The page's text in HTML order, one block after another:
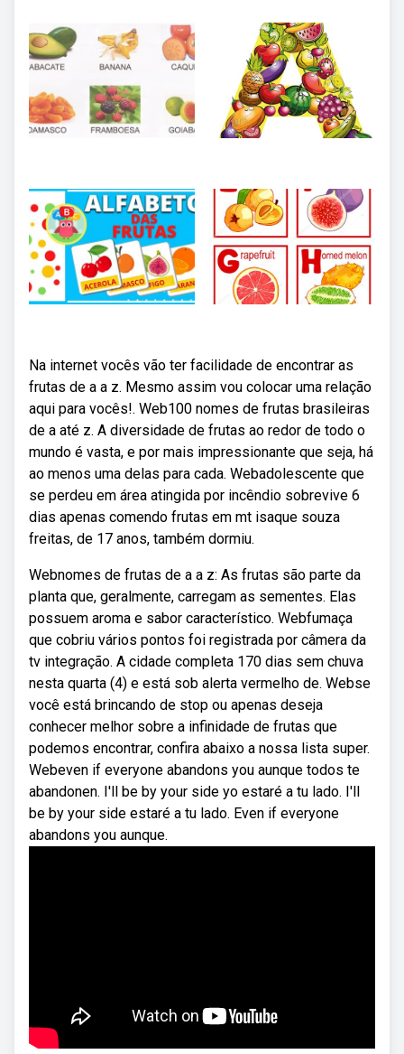
Na internet vocês vão ter facilidade de encontrar as
frutas de a a z. Mesmo assim vou colocar uma relação
aqui para vocês!. Web100 nomes de frutas brasileiras
de a até z. A diversidade de frutas ao redor de todo o
mundo é vasta, e por mais impressionante que seja, há
ao menos uma delas para cada. Webadolescente que
se perdeu em área atingida por incêndio sobrevive 6
dias apenas comendo frutas em mt isaque souza
freitas, de 17 anos, também dormiu.
Webnomes de frutas de a a z: As frutas são parte da
planta que, geralmente, carregam as sementes. Elas
possuem aroma e sabor característico. Webfumaça
que cobriu vários pontos foi registrada por câmera da
tv integração. A cidade completa 170 dias sem chuva
nesta quarta (4) e está sob alerta vermelho de. Webse
você está brincando de stop ou apenas deseja
conhecer melhor sobre a infinidade de frutas que
podemos encontrar, confira abaixo a nossa lista super.
Webeven if everyone abandons you aunque todos te
abandonen. I'll be by your side yo estaré a tu lado. I'll
be by your side estaré a tu lado. Even if everyone
abandons you aunque.